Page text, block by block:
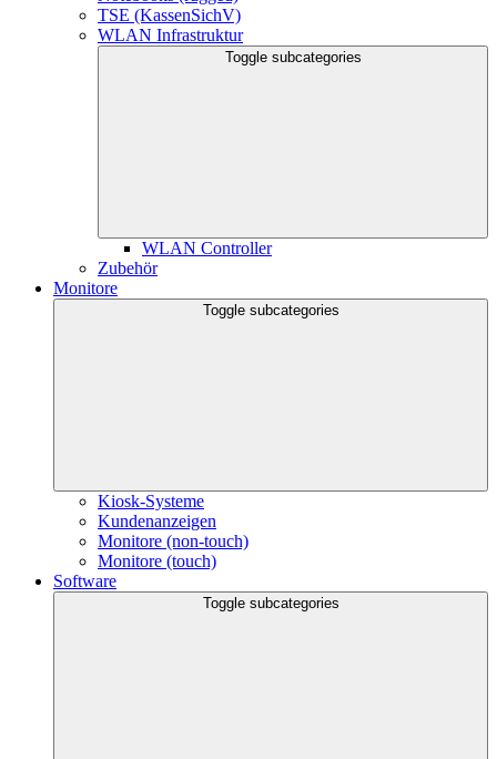
TSE (KassenSichV)
WLAN Infrastruktur
Toggle subcategories
WLAN Controller
Zubehör
Monitore
Toggle subcategories
Kiosk-Systeme
Kundenanzeigen
Monitore (non-touch)
Monitore (touch)
Software
Toggle subcategories